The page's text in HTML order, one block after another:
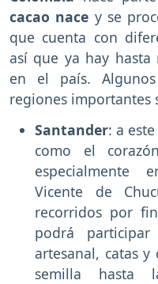
cacao nace y se
que cuenta con
así que ya hay hasta
en el país.
regiones importantes
Santander: a
como el
especialmente
Vicente de
recorridos por
podrá
artesanal, catas
semilla hasta